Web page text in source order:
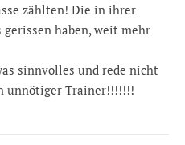
zählten! Die in ihrer
haben, weit mehr
sinnvolles und rede nicht
unnötiger Trainer!!!!!!!